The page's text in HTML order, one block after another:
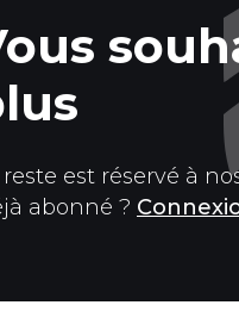
reste est réservé à
abonné ?